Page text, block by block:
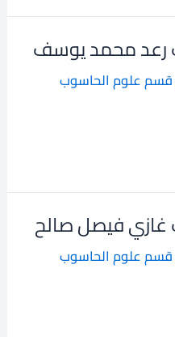
قسم علوم الحاسوب
قسم علوم الحاسوب